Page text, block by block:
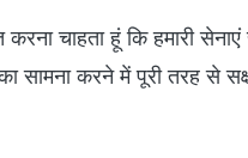
चाहता हूं कि हमारी सेनाएं
सामना करने में पूरी तरह से